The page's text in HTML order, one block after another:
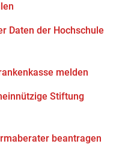
Daten der Hochschule
melden
Stiftung
beantragen